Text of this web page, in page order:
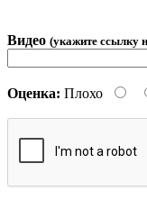
Видео (укажите ссылку
Оценка: Плохо